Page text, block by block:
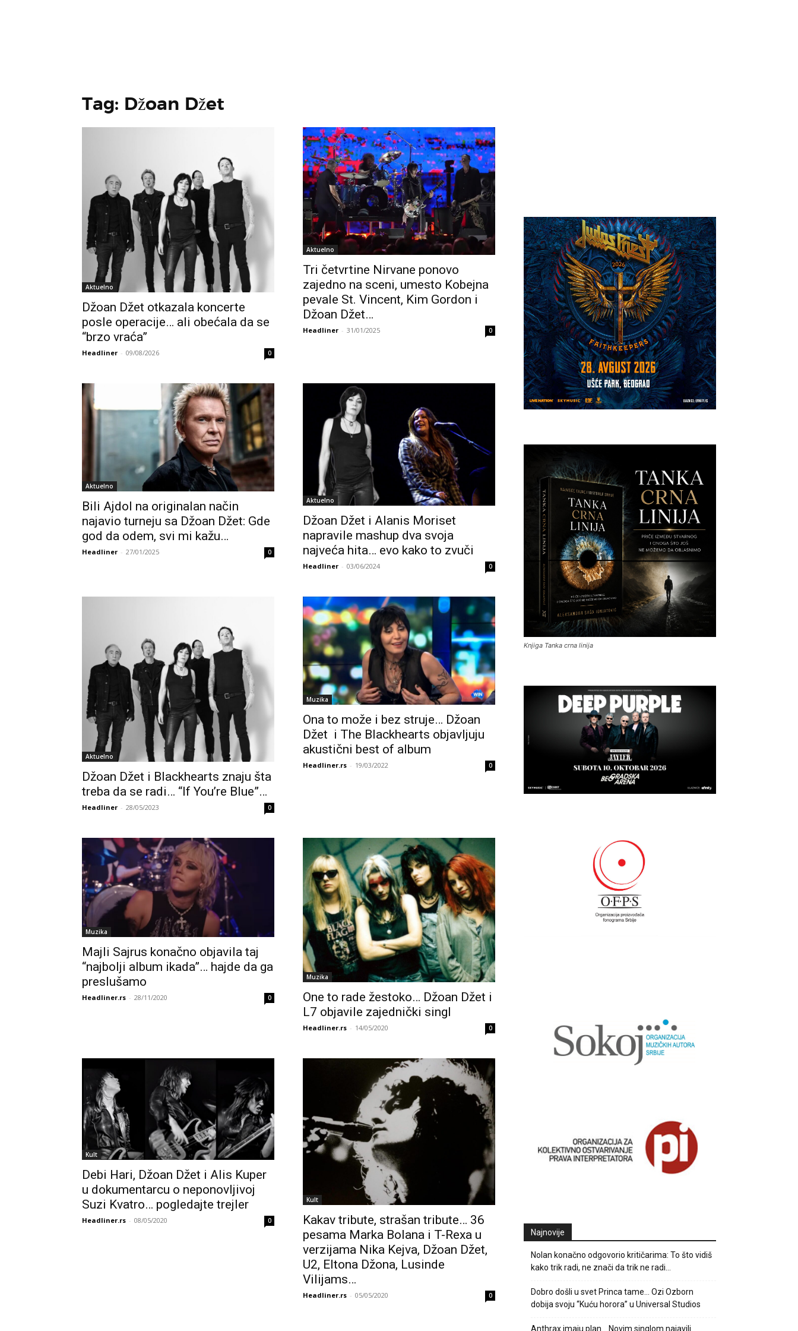
Tag: Džoan Džet
Aktuelno
Džoan Džet otkazala koncerte
posle operacije… ali obećala da se
“brzo vraća”
Headliner - 09/08/2026 0
Aktuelno
Tri četvrtine Nirvane ponovo
zajedno na sceni, umesto Kobejna
pevale St. Vincent, Kim Gordon i
Džoan Džet…
Headliner - 31/01/2025 0
Aktuelno
Bili Ajdol na originalan način
najavio turneju sa Džoan Džet: Gde
god da odem, svi mi kažu…
Headliner - 27/01/2025 0
Aktuelno
Džoan Džet i Alanis Moriset
napravile mashup dva svoja
najveća hita… evo kako to zvuči
Headliner - 03/06/2024 0
Aktuelno
Džoan Džet i Blackhearts znaju šta
treba da se radi… “If You’re Blue”…
Headliner - 28/05/2023 0
Muzika
Ona to može i bez struje… Džoan
Džet i The Blackhearts objavljuju
akustični best of album
Headliner.rs - 19/03/2022 0
Muzika
Majli Sajrus konačno objavila taj
“najbolji album ikada”… hajde da ga
preslušamo
Headliner.rs - 28/11/2020 0
Muzika
One to rade žestoko… Džoan Džet i
L7 objavile zajednički singl
Headliner.rs - 14/05/2020 0
Kult
Debi Hari, Džoan Džet i Alis Kuper
u dokumentarcu o neponovljivoj
Suzi Kvatro… pogledajte trejler
Headliner.rs - 08/05/2020 0
Kult
Kakav tribute, strašan tribute… 36
pesama Marka Bolana i T-Rexa u
verzijama Nika Kejva, Džoan Džet,
U2, Eltona Džona, Lusinde
Vilijams…
Headliner.rs - 05/05/2020 0
Knjiga Tanka crna linija
Najnovije
Nolan konačno odgovorio kritičarima: To što vidiš
kako trik radi, ne znači da trik ne radi…
Dobro došli u svet Princa tame… Ozi Ozborn
dobija svoju “Kuću horora” u Universal Studios
Anthrax imaju plan… Novim singlom najavili